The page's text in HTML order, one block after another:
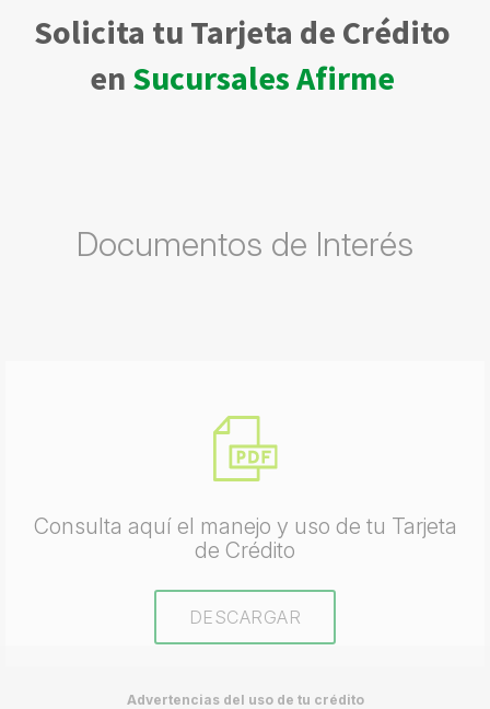
Solicita tu Tarjeta de Crédito
en Sucursales Afirme
Documentos de Interés
Consulta aquí el manejo y uso de tu Tarjeta
de Crédito
DESCARGAR
Advertencias del uso de tu crédito